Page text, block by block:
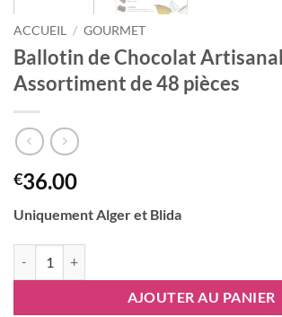
ACCUEIL / GOURMET
Ballotin de Chocolat
Assortiment de 48 pièces
€36.00
Uniquement Alger et Blida
AJOUTER AU PANIER